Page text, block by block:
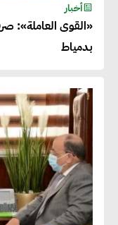
أخبار
بدمياط